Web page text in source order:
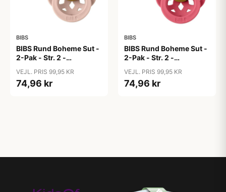
BIBS
BIBS Rund Boheme Sut -
2-Pak - Str. 2 -
Oak/Blush
VEJL. PRIS 99,95 KR
74,96 kr
BIBS
BIBS Rund Boheme Sut -
2-Pak - Str. 2 -
Pink/Coral
VEJL. PRIS 99,95 KR
74,96 kr